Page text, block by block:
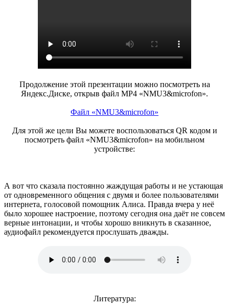
Продолжение этой презентации можно посмотреть на
Яндекс.Диске, открыв файл MP4 «NMU3&microfon».
Файл «NMU3&microfon»
Для этой же цели Вы можете воспользоваться QR кодом и
посмотреть файл «NMU3&microfon» на мобильном
устройстве:
А вот что сказала постоянно жаждущая работы и не устающая
от одновременного общения с двумя и более пользователями
интернета, голосовой помощник Алиса. Правда вчера у неё
было хорошее настроение, поэтому сегодня она даёт не совсем
верные интонации, и чтобы хорошо вникнуть в сказанное,
аудиофайл рекомендуется прослушать дважды.
Литература: